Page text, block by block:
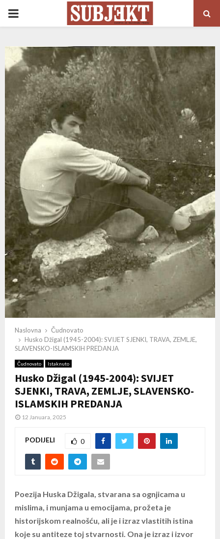
PRIMARY
Naslovna
Čudnovato
Husko Džigal (1945-2004): SVIJET SJENKI, TRAVA, ZEMLJE,
SLAVENSKO-ISLAMSKIH PREDANJA
Čudnovato Istaknuto
Husko Džigal (1945-2004): SVIJET
SJENKI, TRAVA, ZEMLJE, SLAVENSKO-
ISLAMSKIH PREDANJA
12 Januara, 2025
PODIJELI 0
Poezija Huska Džigala, stvarana sa ognjicama u
mislima, i munjama u emocijama, prožeta je
historijskom realnošću, ali je i izraz vlastitih istina
koje su antiteze toj stvarnosti. Ona je izraz i izvor